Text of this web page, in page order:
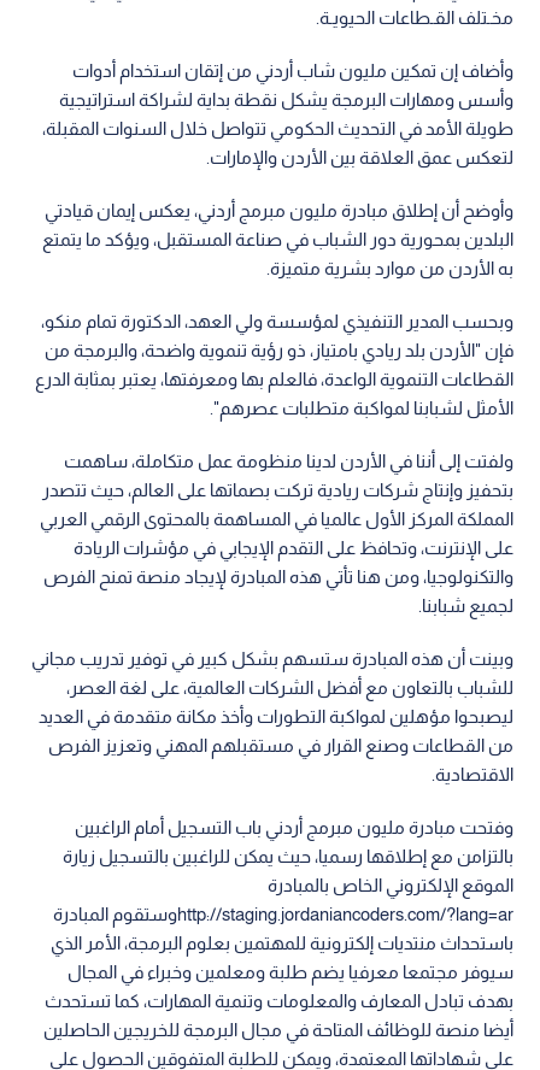
مخـتلف القـطاعات الحيويـة.
وأضاف إن تمكين مليون شاب أردني من إتقان استخدام أدوات
وأسس ومهارات البرمجة يشكل نقطة بداية لشراكة استراتيجية
طويلة الأمد في التحديث الحكومي تتواصل خلال السنوات المقبلة،
لتعكس عمق العلاقة بين الأردن والإمارات.
وأوضح أن إطلاق مبادرة مليون مبرمج أردني، يعكس إيمان قيادتي
البلدين بمحورية دور الشباب في صناعة المستقبل، ويؤكد ما يتمتع
به الأردن من موارد بشرية متميزة.
وبحسب المدير التنفيذي لمؤسسة ولي العهد، الدكتورة تمام منكو،
فإن "الأردن بلد ريادي بامتياز، ذو رؤية تنموية واضحة، والبرمجة من
القطاعات التنموية الواعدة، فالعلم بها ومعرفتها، يعتبر بمثابة الدرع
الأمثل لشبابنا لمواكبة متطلبات عصرهم".
ولفتت إلى أننا في الأردن لدينا منظومة عمل متكاملة، ساهمت
بتحفيز وإنتاج شركات ريادية تركت بصماتها على العالم، حيث تتصدر
المملكة المركز الأول عالميا في المساهمة بالمحتوى الرقمي العربي
على الإنترنت، وتحافظ على التقدم الإيجابي في مؤشرات الريادة
والتكنولوجيا، ومن هنا تأتي هذه المبادرة لإيجاد منصة تمنح الفرص
لجميع شبابنا.
وبينت أن هذه المبادرة ستسهم بشكل كبير في توفير تدريب مجاني
للشباب بالتعاون مع أفضل الشركات العالمية، على لغة العصر،
ليصبحوا مؤهلين لمواكبة التطورات وأخذ مكانة متقدمة في العديد
من القطاعات وصنع القرار في مستقبلهم المهني وتعزيز الفرص
الاقتصادية.
وفتحت مبادرة مليون مبرمج أردني باب التسجيل أمام الراغبين
بالتزامن مع إطلاقها رسميا، حيث يمكن للراغبين بالتسجيل زيارة
الموقع الإلكتروني الخاص بالمبادرة
http://staging.jordaniancoders.com/?lang=arوستقوم المبادرة
باستحداث منتديات إلكترونية للمهتمين بعلوم البرمجة، الأمر الذي
سيوفر مجتمعا معرفيا يضم طلبة ومعلمين وخبراء في المجال
بهدف تبادل المعارف والمعلومات وتنمية المهارات، كما تستحدث
أيضا منصة للوظائف المتاحة في مجال البرمجة للخريجين الحاصلين
على شهاداتها المعتمدة، ويمكن للطلبة المتفوقين الحصول على